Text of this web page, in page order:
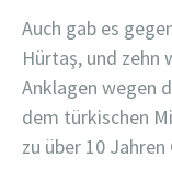
Auch gab es
Hürtaş, und zehn
Anklagen wegen
dem türkischen
zu über 10 Jahren